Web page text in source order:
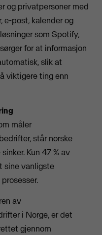
og privatpersoner med
e-post, kalender og
som Spotify,
for at informasjon
slik at
viktigere ting enn
måler
står norske
Kun 47 % av
sine vanligste
av
i Norge, er det
gjennom